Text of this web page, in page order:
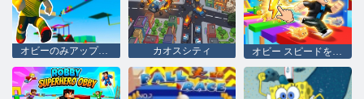
オビーのみアップチャレンジ カオスシティ オビー スピードをアップグレードしましょう！